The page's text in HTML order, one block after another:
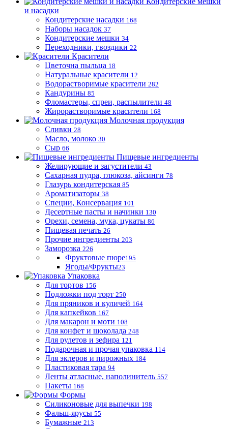
и насадки
Кондитерские насадки 168
Наборы насадок 37
Кондитерские мешки 34
Переходники, гвоздики 22
Красители
Цветочна пыльца 18
Натуральные красители 12
Водорастворимые красители 282
Кандурины 85
Фломастеры, спреи, распылители 48
Жирорастворимые красители 168
Молочная продукция
Сливки 28
Масло, молоко 30
Сыр 66
Пищевые ингредиенты
Желирующие и загустители 43
Сахарная пудра, глюкоза, айсинги 78
Глазурь кондитерская 85
Ароматизаторы 38
Специи, Консервация 101
Десертные пасты и начинки 130
Орехи, семена, мука, цукаты 86
Пищевая печать 26
Прочие ингредиенты 203
Заморозка 226
Фруктовые пюре195
Ягоды/Фрукты23
Упаковка
Для тортов 156
Подложки под торт 250
Для пряников и куличей 164
Для капкейков 167
Для макарон и моти 108
Для конфет и шоколада 248
Для рулетов и зефира 121
Подарочная и прочая упаковка 114
Для эклеров и пирожных 184
Пластиковая тара 94
Ленты атласные, наполинитель 557
Пакеты 168
Формы
Силиконовые для выпечки 198
Фальш-ярусы 55
Бумажные 213